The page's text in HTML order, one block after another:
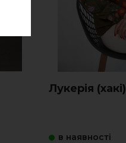
Лукерія (хакі)
в наявності